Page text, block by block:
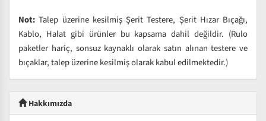
Not: Talep üzerine kesilmiş Şerit Testere, Şerit Hızar Bıçağı,
Kablo, Halat gibi ürünler bu kapsama dahil değildir. (Rulo
paketler hariç, sonsuz kaynaklı olarak satın alınan testere ve
bıçaklar, talep üzerine kesilmiş olarak kabul edilmektedir.)
Hakkımızda